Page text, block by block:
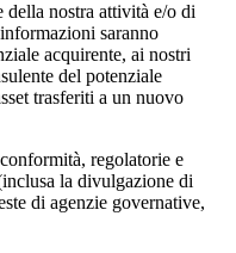
della nostra attività e/o di
saranno
acquirente, ai nostri
del potenziale
trasferiti a un nuovo
regolatorie e
la divulgazione di
di agenzie governative,